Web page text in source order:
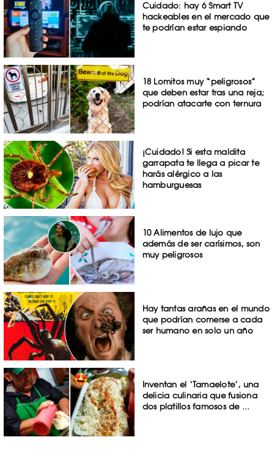
Cuidado: hay 6 Smart TV
hackeables en el mercado que
te podrían estar espiando
18 Lomitos muy “peligrosos”
que deben estar tras una reja;
podrían atacarte con ternura
¡Cuidado! Si esta maldita
garrapata te llega a picar te
harás alérgico a las
hamburguesas
10 Alimentos de lujo que
además de ser carísimos, son
muy peligrosos
Hay tantas arañas en el mundo
que podrían comerse a cada
ser humano en solo un año
Inventan el ‘Tamaelote’, una
delicia culinaria que fusiona
dos platillos famosos de ...